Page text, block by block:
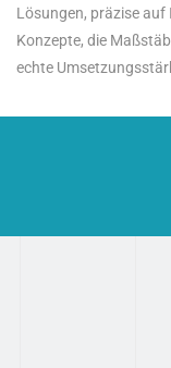
Lösungen, präzise
Konzepte, die
echte